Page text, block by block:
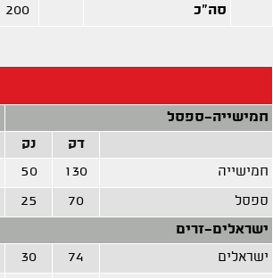
סה"כ
200
חמישייה-ספסל
דק
נק
חמישייה
130
50
ספסל
70
25
ישראלים-זרים
ישראלים
74
30